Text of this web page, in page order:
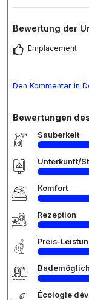
Bewertung der
Emplacement
Den Kommentar in
Bewertungen
Sauberkeit
Unterkunft/
Komfort
Rezeption
Preis-
Écologie